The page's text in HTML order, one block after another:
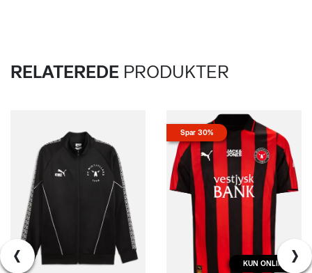
RELATEREDE PRODUKTER
KUN ONLINE
Spar 30%
‹ ›